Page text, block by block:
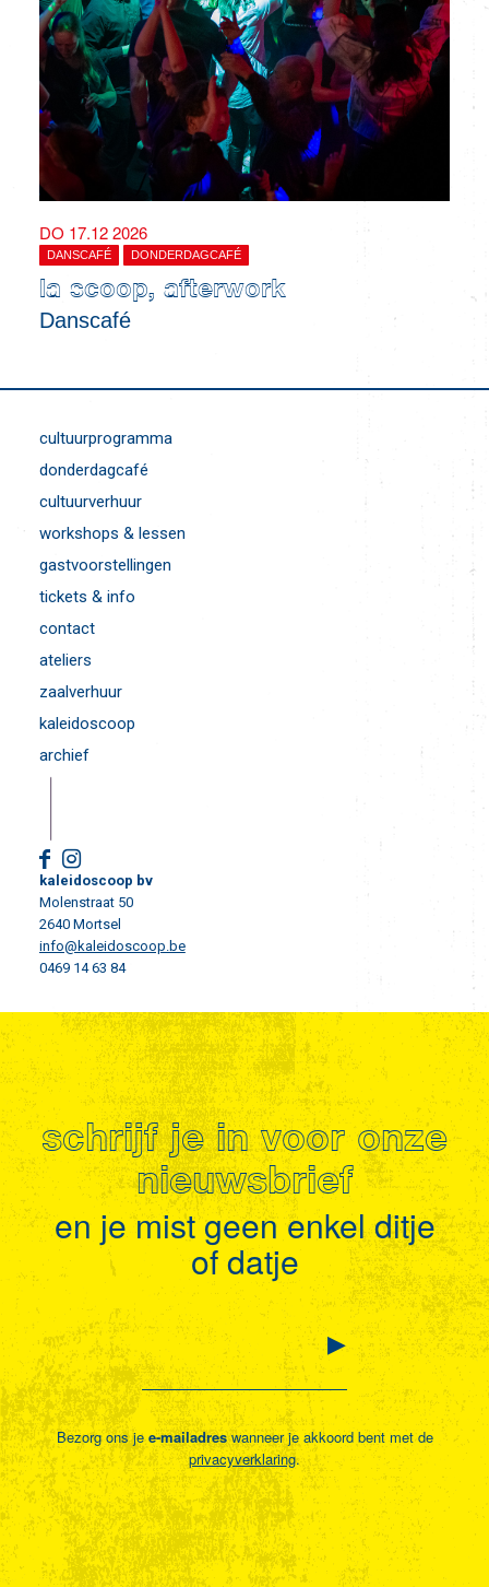
DO 17.12 2026
DANSCAFÉ DONDERDAGCAFÉ
la scoop, afterwork
Danscafé
cultuurprogramma
donderdagcafé
cultuurverhuur
workshops & lessen
gastvoorstellingen
tickets & info
contact
ateliers
zaalverhuur
kaleidoscoop
archief
kaleidoscoop bv
Molenstraat 50
2640 Mortsel
info@kaleidoscoop.be
0469 14 63 84
schrijf je in voor onze
nieuwsbrief
en je mist geen enkel ditje
of datje
Bezorg ons je e-mailadreswanneer je akkoord bent met de
privacyverklaring.